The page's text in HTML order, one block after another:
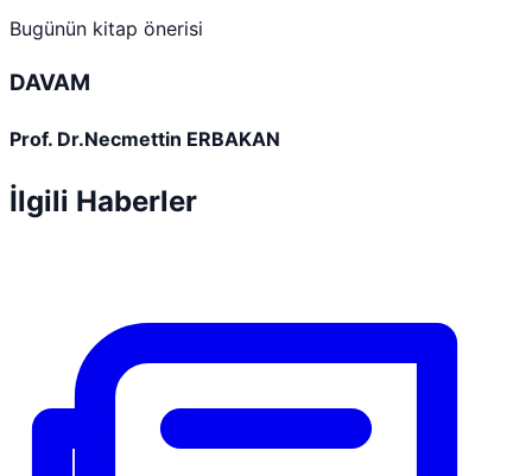
Bugünün kitap önerisi
DAVAM
Prof. Dr.Necmettin ERBAKAN
İlgili Haberler